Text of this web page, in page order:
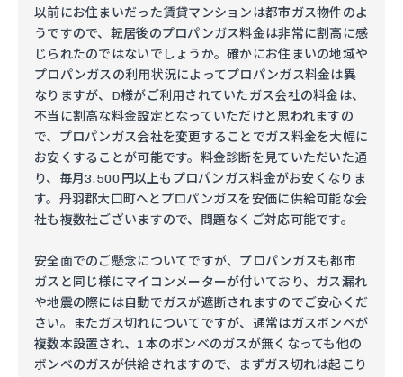
以前にお住まいだった賃貸マンションは都市ガス物件のよ
うですので、転居後のプロパンガス料金は非常に割高に感
じられたのではないでしょうか。確かにお住まいの地域や
プロパンガスの利用状況によってプロパンガス料金は異
なりますが、D様がご利用されていたガス会社の料金は、
不当に割高な料金設定となっていただけと思われますの
で、プロパンガス会社を変更することでガス料金を大幅に
お安くすることが可能です。料金診断を見ていただいた通
り、毎月3,500円以上もプロパンガス料金がお安くなりま
す。丹羽郡大口町へとプロパンガスを安価に供給可能な会
社も複数社ございますので、問題なくご対応可能です。
安全面でのご懸念についてですが、プロパンガスも都市
ガスと同じ様にマイコンメーターが付いており、ガス漏れ
や地震の際には自動でガスが遮断されますのでご安心くだ
さい。またガス切れについてですが、通常はガスボンベが
複数本設置され、1本のボンベのガスが無くなっても他の
ボンベのガスが供給されますので、まずガス切れは起こり